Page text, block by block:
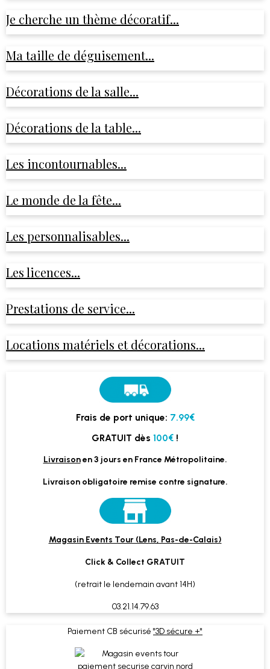
Je cherche un thème décoratif...
Ma taille de déguisement...
Décorations de la salle...
Décorations de la table...
Les incontournables...
Le monde de la fête...
Les personnalisables...
Les licences...
Prestations de service...
Locations matériels et décorations...
Frais de port unique: 7.99€
GRATUIT dès 100€ !
Livraisonen 3 jours en France Métropolitaine.
Livraison obligatoire remise contre signature.
Magasin Events Tour (Lens, Pas-de-Calais)
Click & Collect GRATUIT
(retrait le lendemain avant 14H)
03.21.14.79.63
Paiement CB sécurisé "3D sécure +"